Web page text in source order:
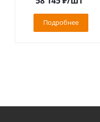
Подробнее